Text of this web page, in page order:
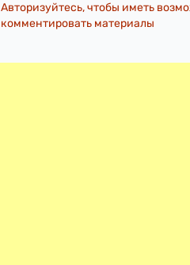
Авторизуйтесь, чтобы иметь
комментировать материалы